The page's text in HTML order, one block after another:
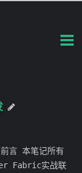
言 本笔记所有
Fabric实战联